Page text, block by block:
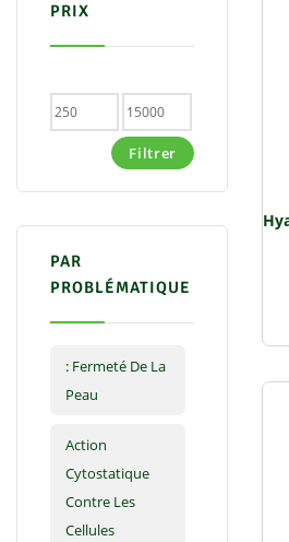
PRIX
Filtrer
PAR
PROBLÉMATIQUE
: Fermeté De La
Peau
Action
Cytostatique
Contre Les
Cellules